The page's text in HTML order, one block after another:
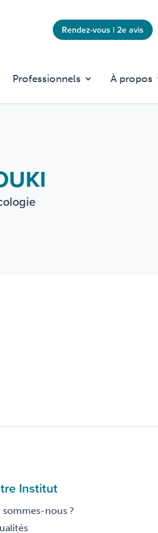
TopRendez-vous | 2e avis
Professionnels À propos
Institut
sommes-nous ?